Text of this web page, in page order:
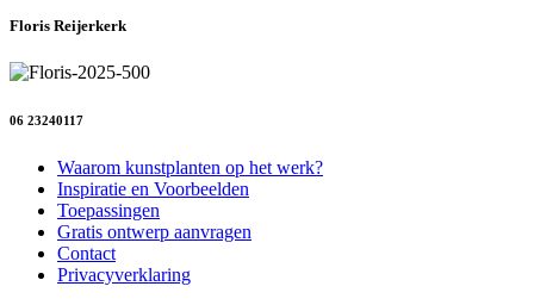
Floris Reijerkerk
06 23240117
Waarom kunstplanten op het werk?
Inspiratie en Voorbeelden
Toepassingen
Gratis ontwerp aanvragen
Contact
Privacyverklaring